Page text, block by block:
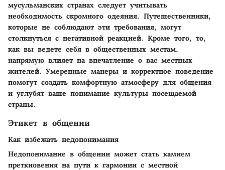
мусульманских странах следует учитывать
необходимость скромного одеяния. Путешественники,
которые не соблюдают эти требования, могут
столкнуться с негативной реакцией. Кроме того, то,
как вы ведете себя в общественных местам,
напрямую влияет на впечатление о вас местных
жителей. Умеренные манеры и корректное поведение
помогут создать комфортную атмосферу для общения
и углубят ваше понимание культуры посещаемой
страны.
Этикет в общении
Как избежать недопонимания
Недопонимание в общении может стать камнем
преткновения на пути к гармонии с местной